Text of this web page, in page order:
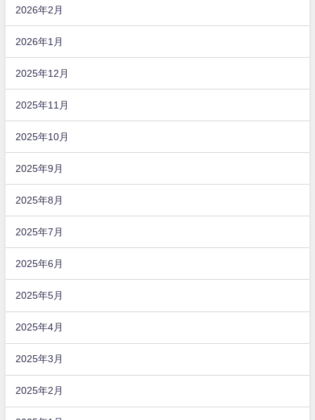
2026年2月
2026年1月
2025年12月
2025年11月
2025年10月
2025年9月
2025年8月
2025年7月
2025年6月
2025年5月
2025年4月
2025年3月
2025年2月